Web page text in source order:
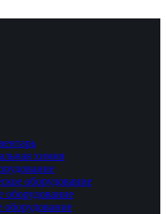
химия
оборудование
оборудование
оборудование